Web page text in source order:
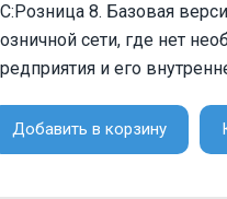
8. Базовая
сети, где нет
и его
Добавить в корзину